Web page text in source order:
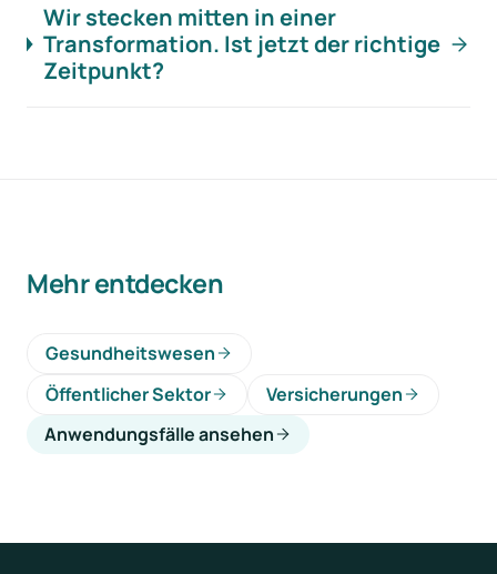
Wir stecken mitten in einer
Transformation. Ist jetzt der richtige
Zeitpunkt?
Mehr entdecken
Gesundheitswesen
Öffentlicher Sektor
Versicherungen
Anwendungsfälle ansehen